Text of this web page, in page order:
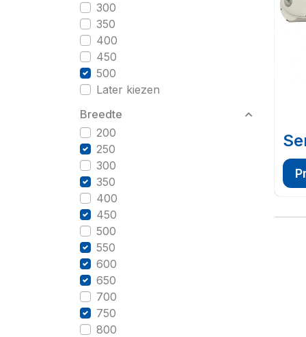
300
350
400
450
500
Later kiezen
Breedte
200
250
300
350
400
450
500
550
600
650
700
750
800